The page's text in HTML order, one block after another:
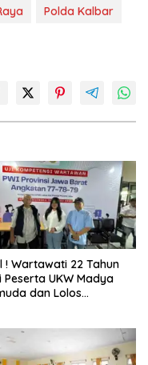
Polda Kalbar
! Wartawati 22 Tahun
Peserta UKW Madya
dan Lolos